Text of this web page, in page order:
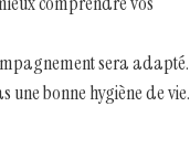
sera adapté.
une bonne hygiène de vie.